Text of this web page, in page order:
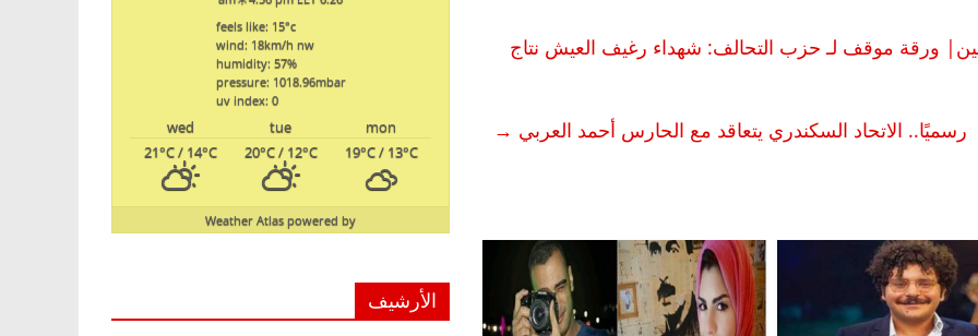
ورقة موقف لـ حزب التحالف: شهداء رغيف العيش نتاج
رسميًا.. الاتحاد السكندري يتعاقد مع الحارس أحمد العربي →
feels like: 15°c
wind: 18km/h nw
humidity: 57%
pressure: 1018.96mbar
uv index: 0
mon
tue
wed
19°C/ 13°C
20°C/ 12°C
21°C/ 14°C
powered by
Weather Atlas
الأرشيف